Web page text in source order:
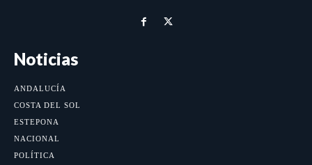
Noticias
ANDALUCÍA
COSTA DEL SOL
ESTEPONA
NACIONAL
POLÍTICA